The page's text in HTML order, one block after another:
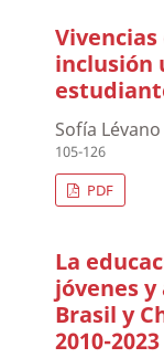
inclusión
Sofía
105-126
PDF
La
jóvenes
Brasil y
2010-2023